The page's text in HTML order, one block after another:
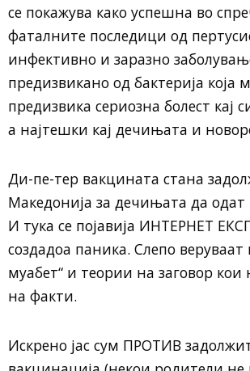
се покажува како успешна во
фаталните последици од
инфективно и заразно
предизвикано од бактерија која
предизвика сериозна болест кај
а најтешки кај дечињата и
Ди-пе-тер вакцината стана
Македонија за дечињата да одат
И тука се појавија ИНТЕРНЕТ
создадоа паника. Слепо
муабет“ и теории на заговор кои
на факти.
Искрено јас сум ПРОТИВ